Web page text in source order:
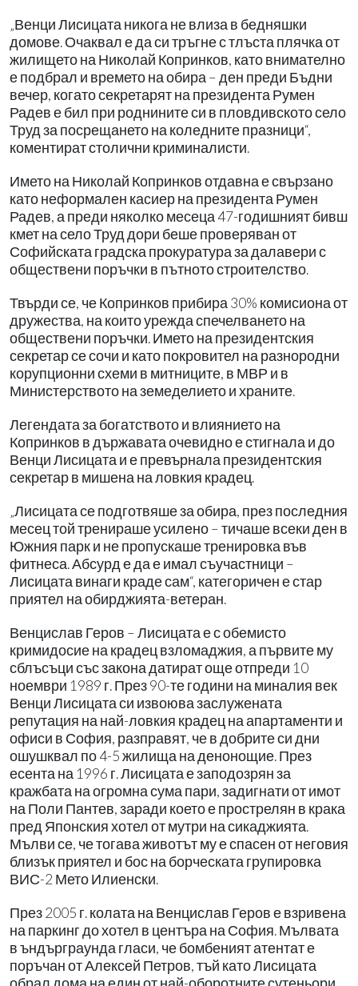
„Венци Лисицата никога не влиза в бедняшки
домове. Очаквал е да си тръгне с тлъста плячка от
жилището на Николай Копринков, като внимателно
е подбрал и времето на обира – ден преди Бъдни
вечер, когато секретарят на президента Румен
Радев е бил при роднините си в пловдивското село
Труд за посрещането на коледните празници“,
коментират столични криминалисти.
Името на Николай Копринков отдавна е свързано
като неформален касиер на президента Румен
Радев, а преди няколко месеца 47-годишният бивш
кмет на село Труд дори беше проверяван от
Софийската градска прокуратура за далавери с
обществени поръчки в пътното строителство.
Твърди се, че Копринков прибира 30% комисиона от
дружества, на които урежда спечелването на
обществени поръчки. Името на президентския
секретар се сочи и като покровител на разнородни
корупционни схеми в митниците, в МВР и в
Министерството на земеделието и храните.
Легендата за богатството и влиянието на
Копринков в държавата очевидно е стигнала и до
Венци Лисицата и е превърнала президентския
секретар в мишена на ловкия крадец.
„Лисицата се подготвяше за обира, през последния
месец той тренираше усилено – тичаше всеки ден в
Южния парк и не пропускаше тренировка във
фитнеса. Абсурд е да е имал съучастници –
Лисицата винаги краде сам“, категоричен е стар
приятел на обирджията-ветеран.
Венцислав Геров – Лисицата е с обемисто
кримидосие на крадец взломаджия, а първите му
сблъсъци със закона датират още отпреди 10
ноември 1989 г. През 90-те години на миналия век
Венци Лисицата си извоюва заслужената
репутация на най-ловкия крадец на апартаменти и
офиси в София, разправят, че в добрите си дни
ошушквал по 4-5 жилища на денонощие. През
есента на 1996 г. Лисицата е заподозрян за
кражбата на огромна сума пари, задигнати от имот
на Поли Пантев, заради което е прострелян в крака
пред Японския хотел от мутри на сикаджията.
Мълви се, че тогава животът му е спасен от неговия
близък приятел и бос на борческата групировка
ВИС-2 Мето Илиенски.
През 2005 г. колата на Венцислав Геров е взривена
на паркинг до хотел в центъра на София. Мълвата
в ъндърграунда гласи, че бомбеният атентат е
поръчан от Алексей Петров, тъй като Лисицата